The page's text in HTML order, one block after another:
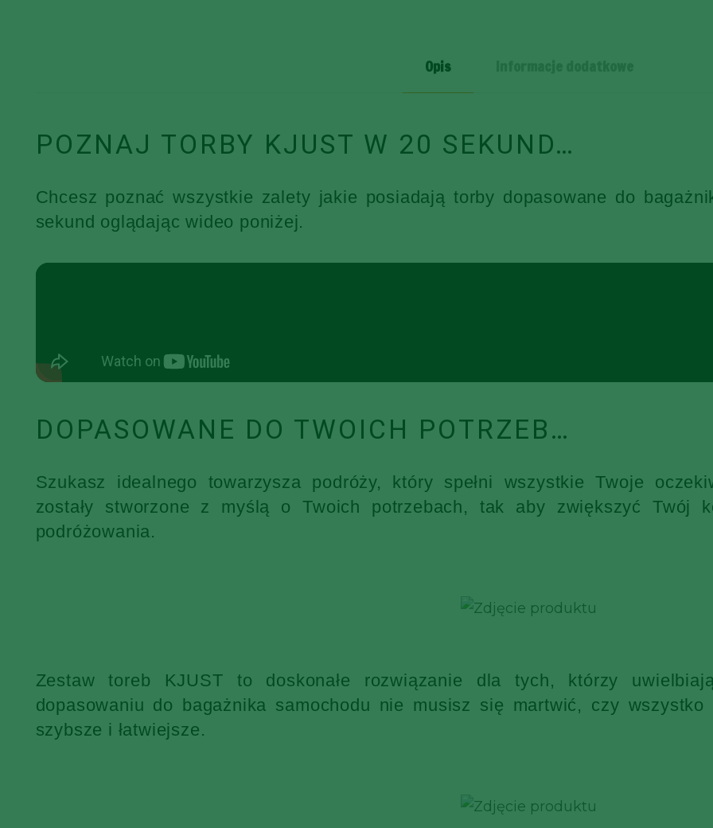
Opis
POZNAJ TORBY KJUST W 20 SEKUND…
Chcesz poznać wszystkie zalety jakie posiadają torby dopasowane do
sekund oglądając wideo poniżej.
DOPASOWANE DO TWOICH POTRZEB…
Szukasz idealnego towarzysza podróży, który spełni wszystkie Twoje
zostały stworzone z myślą o Twoich potrzebach, tak aby zwiększyć Twój
podróżowania.
Zestaw toreb KJUST to doskonałe rozwiązanie dla tych, którzy
dopasowaniu do bagażnika samochodu nie musisz się martwić, czy
szybsze i łatwiejsze.